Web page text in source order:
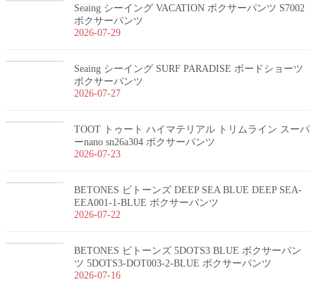
Seaing シーイング VACATION ボクサーパンツ S7002
ボクサーパンツ
2026-07-29
Seaing シーイング SURF PARADISE ボードショーツ
ボクサーパンツ
2026-07-27
TOOT トゥート ハイマテリアル トリムライン スーパ
ーnano sn26a304 ボクサーパンツ
2026-07-23
BETONES ビトーンズ DEEP SEA BLUE DEEP SEA-
EEA001-1-BLUE ボクサーパンツ
2026-07-22
BETONES ビトーンズ 5DOTS3 BLUE ボクサーパン
ツ 5DOTS3-DOT003-2-BLUE ボクサーパンツ
2026-07-16